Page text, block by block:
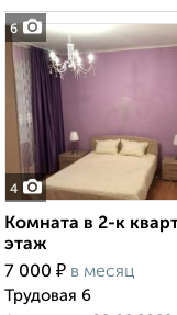
6
4
Комната в 2-к
этаж
7 000 ₽ в месяц
Трудовая 6